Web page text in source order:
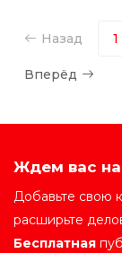
Назад 1
Вперёд
Ждем вас на
Добавьте свою
расширьте
Бесплатная